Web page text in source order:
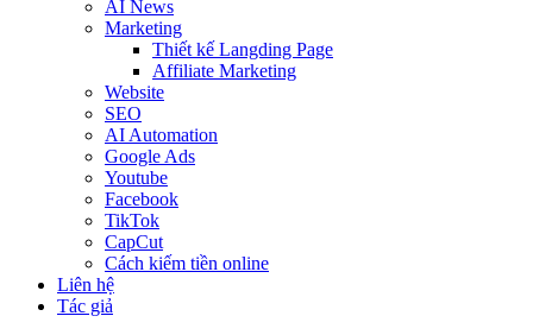
AI News
Marketing
Thiết kế Langding Page
Affiliate Marketing
Website
SEO
AI Automation
Google Ads
Youtube
Facebook
TikTok
CapCut
Cách kiếm tiền online
Liên hệ
Tác giả